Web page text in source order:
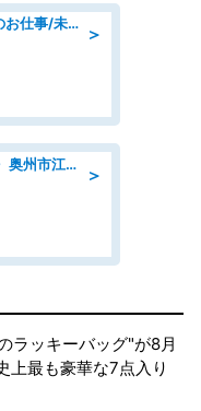
＞
社団法人での保健師・看護師のお仕事/未経験OK/要資格:普通免許、保健師、正看護師
＞
製品の梱包・組立および検査・ 奥州市江刺/大手企業で長期安定 梱包・検査・組立/半年経過毎に5万円の報奨金有
ラッキーバッグ"が8月
上最も豪華な7点入り